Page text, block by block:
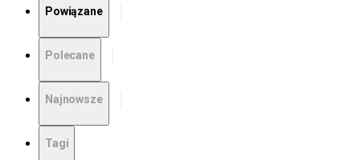
Powiązane
Polecane
Najnowsze
Tagi